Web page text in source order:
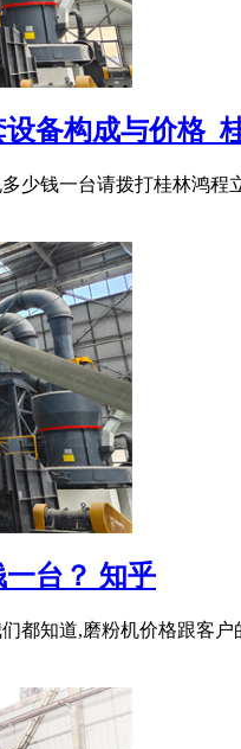
备构成与价格_
少钱一台请拨打桂林鸿
台？ 知乎
都知道,磨粉机价格跟客